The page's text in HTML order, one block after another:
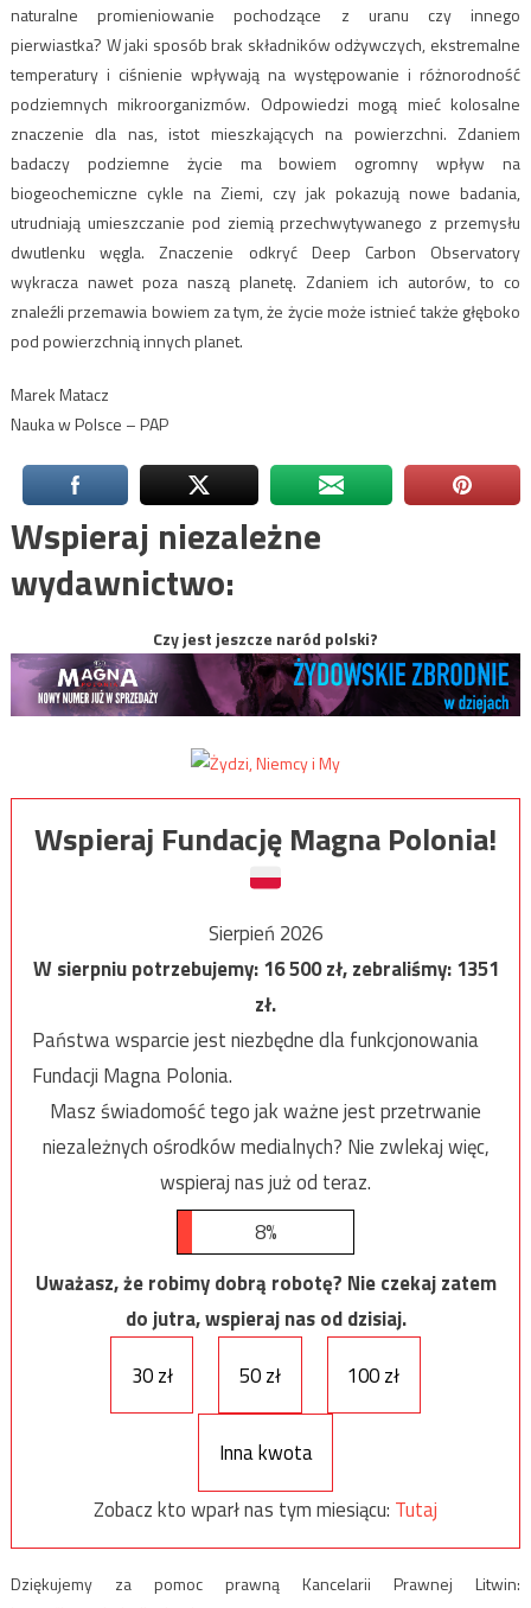
naturalne promieniowanie pochodzące z uranu czy innego
pierwiastka? W jaki sposób brak składników odżywczych, ekstremalne
temperatury i ciśnienie wpływają na występowanie i różnorodność
podziemnych mikroorganizmów. Odpowiedzi mogą mieć kolosalne
znaczenie dla nas, istot mieszkających na powierzchni. Zdaniem
badaczy podziemne życie ma bowiem ogromny wpływ na
biogeochemiczne cykle na Ziemi, czy jak pokazują nowe badania,
utrudniają umieszczanie pod ziemią przechwytywanego z przemysłu
dwutlenku węgla. Znaczenie odkryć Deep Carbon Observatory
wykracza nawet poza naszą planetę. Zdaniem ich autorów, to co
znaleźli przemawia bowiem za tym, że życie może istnieć także głęboko
pod powierzchnią innych planet.
Marek Matacz
Nauka w Polsce – PAP
Wspieraj niezależne
wydawnictwo:
Czy jest jeszcze naród polski?
Wspieraj Fundację Magna Polonia!
Sierpień 2026
W sierpniu potrzebujemy:16 500zł, zebraliśmy:1351
zł.
Państwa wsparcie jest niezbędne dla funkcjonowania
Fundacji Magna Polonia.
Masz świadomość tego jak ważne jest przetrwanie
niezależnych ośrodków medialnych? Nie zwlekaj więc,
wspieraj nas już od teraz.
8%
Uważasz, że robimy dobrą robotę? Nie czekaj zatem
do jutra, wspieraj nas od dzisiaj.
30 zł
50 zł 100 zł
Inna kwota
Zobacz kto wparł nas tym miesiącu: Tutaj
Dziękujemy za pomoc prawną Kancelarii Prawnej Litwin: